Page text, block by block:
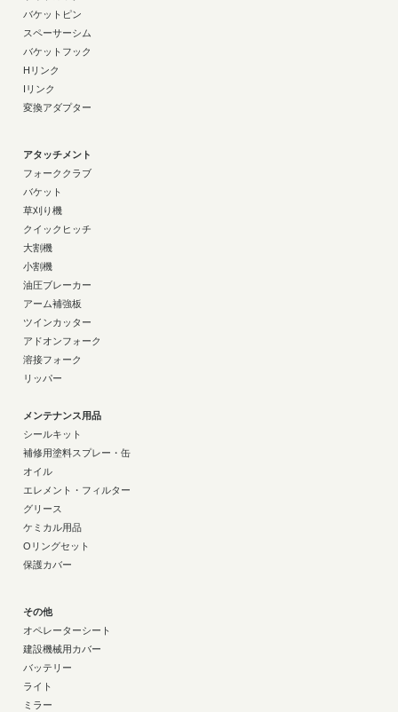
バケットピン
スペーサーシム
バケットフック
Hリンク
Iリンク
変換アダプター
アタッチメント
フォーククラブ
バケット
草刈り機
クイックヒッチ
大割機
小割機
油圧ブレーカー
アーム補強板
ツインカッター
アドオンフォーク
溶接フォーク
リッパー
メンテナンス用品
シールキット
補修用塗料スプレー・缶
オイル
エレメント・フィルター
グリース
ケミカル用品
Oリングセット
保護カバー
その他
オペレーターシート
建設機械用カバー
バッテリー
ライト
ミラー